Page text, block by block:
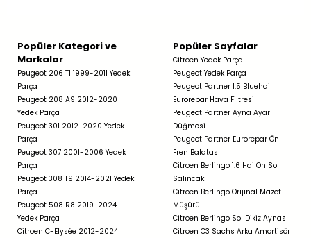
Popüler Kategori ve
Markalar
Peugeot 206 T1 1999-2011 Yedek
Parça
Peugeot 208 A9 2012-2020
Yedek Parça
Peugeot 301 2012-2020 Yedek
Parça
Peugeot 307 2001-2006 Yedek
Parça
Peugeot 308 T9 2014-2021 Yedek
Parça
Peugeot 508 R8 2019-2024
Yedek Parça
Citroen C-Elysée 2012-2024
Popüler Sayfalar
Citroen Yedek Parça
Peugeot Yedek Parça
Peugeot Partner 1.5 Bluehdi
Eurorepar Hava Filtresi
Peugeot Partner Ayna Ayar
Düğmesi
Peugeot Partner Eurorepar Ön
Fren Balatası
Citroen Berlingo 1.6 Hdi Ön Sol
Salıncak
Citroen Berlingo Orijinal Mazot
Müşürü
Citroen Berlingo Sol Dikiz Aynası
Citroen C3 Sachs Arka Amortisör